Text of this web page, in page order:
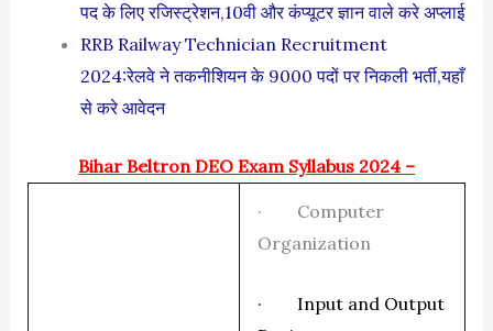
पद के लिए रजिस्ट्रेशन,10वी और कंप्यूटर ज्ञान वाले करे अप्लाई
RRB Railway Technician Recruitment
2024:रेलवे ने तकनीशियन के 9000 पदों पर निकली भर्ती,यहाँ
से करे आवेदन
Bihar Beltron DEO Exam Syllabus 2024 –
· Computer
Organization
· Input and Output